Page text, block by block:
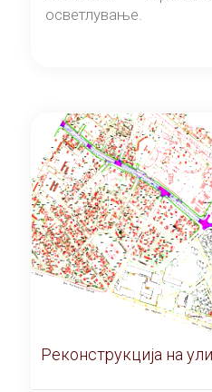
осветлување.
Реконструкција на